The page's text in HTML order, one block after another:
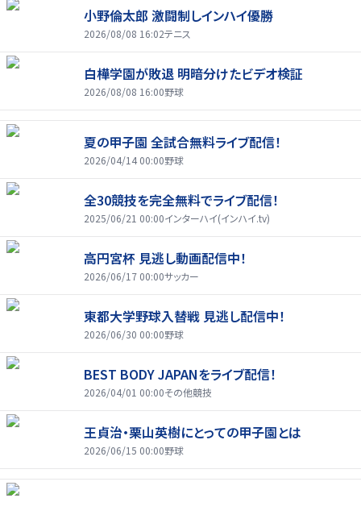
小野倫太郎 激闘制しインハイ優勝
2026/08/08 16:02テニス
白樺学園が敗退 明暗分けたビデオ検証
2026/08/08 16:00野球
夏の甲子園 全試合無料ライブ配信！
2026/04/14 00:00野球
全30競技を完全無料でライブ配信！
2025/06/21 00:00インターハイ(インハイ.tv)
高円宮杯 見逃し動画配信中！
2026/06/17 00:00サッカー
東都大学野球入替戦 見逃し配信中！
2026/06/30 00:00野球
BEST BODY JAPANをライブ配信！
2026/04/01 00:00その他競技
王貞治・栗山英樹にとっての甲子園とは
2026/06/15 00:00野球